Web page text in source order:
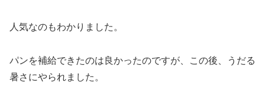
人気なのもわかりました。
パンを補給できたのは良かったのですが、この後、うだる
暑さにやられました。